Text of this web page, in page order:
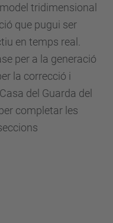
tridimensional
que pugui ser
en temps real.
per a la generació
la correcció i
del Guarda del
completar les